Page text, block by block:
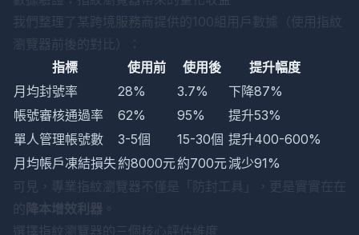
我們整理了某跨境服務商提供的100組用戶數據（使用指紋
瀏覽器前後的對比）：
指標
使用前 使用後
提升幅度
月均封號率
28% 3.7%
下降87%
帳號審核通過率
62% 95%
提升53%
單人管理帳號數
3-5個 15-30個 提升400-600%
月均帳戶凍結損失約8000元約700元減少91%
可見，專業指紋瀏覽器不僅是「防封工具」，更是實實在在
的 降本增效利器
選擇指紋瀏覽器的三個核心評估維度